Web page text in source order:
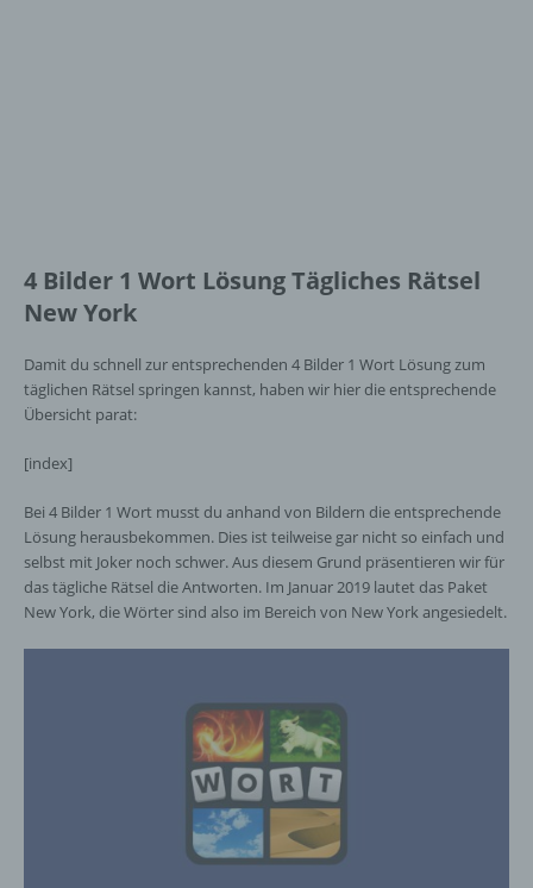
4 Bilder 1 Wort Lösung Tägliches Rätsel
New York
Damit du schnell zur entsprechenden 4 Bilder 1 Wort Lösung zum
täglichen Rätsel springen kannst, haben wir hier die entsprechende
Übersicht parat:
[index]
Bei 4 Bilder 1 Wort musst du anhand von Bildern die entsprechende
Lösung herausbekommen. Dies ist teilweise gar nicht so einfach und
selbst mit Joker noch schwer. Aus diesem Grund präsentieren wir für
das tägliche Rätsel die Antworten. Im Januar 2019 lautet das Paket
New York, die Wörter sind also im Bereich von New York angesiedelt.